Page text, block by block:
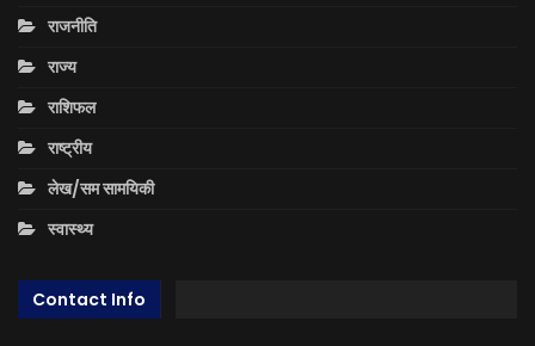
राजनीति
राज्य
राशिफल
राष्ट्रीय
लेख/सम सामयिकी
स्वास्थ्य
Contact Info